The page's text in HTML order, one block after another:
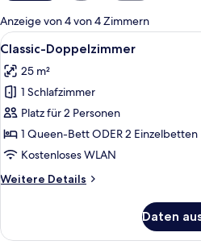
für
Zimmer
Anzeige von 4 von 4 Zimmern
Alle
Fotos
für
Classic-
Doppelzimmer
anzeigen
4
Classic-Doppelzimmer
25 m²
1 Schlafzimmer
Platz für 2 Personen
1 Queen-Bett ODER 2 Einzelbetten
Kostenloses WLAN
Weitere Details
Weitere
Doppelzimmer
Daten